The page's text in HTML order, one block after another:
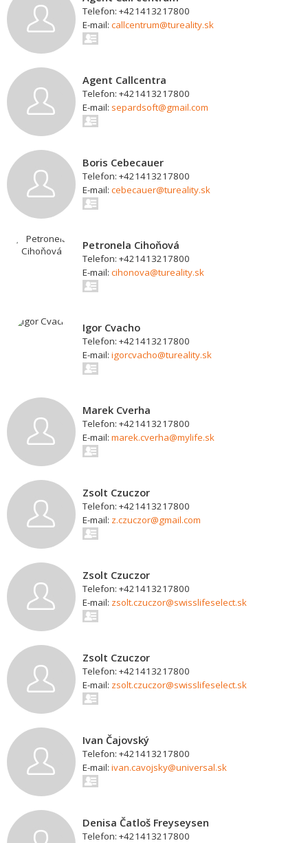
Telefon: +421413217800
E-mail: callcentrum@tureality.sk
Agent Callcentra
Telefon: +421413217800
E-mail: separdsoft@gmail.com
Boris Cebecauer
Telefon: +421413217800
E-mail: cebecauer@tureality.sk
Petronela Cihoňová
Telefon: +421413217800
E-mail: cihonova@tureality.sk
Igor Cvacho
Telefon: +421413217800
E-mail: igorcvacho@tureality.sk
Marek Cverha
Telefon: +421413217800
E-mail: marek.cverha@mylife.sk
Zsolt Czuczor
Telefon: +421413217800
E-mail: z.czuczor@gmail.com
Zsolt Czuczor
Telefon: +421413217800
E-mail: zsolt.czuczor@swisslifeselect.sk
Zsolt Czuczor
Telefon: +421413217800
E-mail: zsolt.czuczor@swisslifeselect.sk
Ivan Čajovský
Telefon: +421413217800
E-mail: ivan.cavojsky@universal.sk
Denisa Čatloš Freyseysen
Telefon: +421413217800